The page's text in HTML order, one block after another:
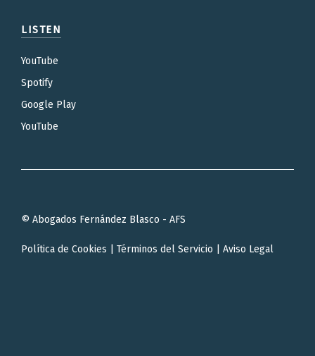
LISTEN
YouTube
Spotify
Google Play
YouTube
© Abogados Fernández Blasco - AFS
Política de Cookies Términos del Servicio Aviso Legal